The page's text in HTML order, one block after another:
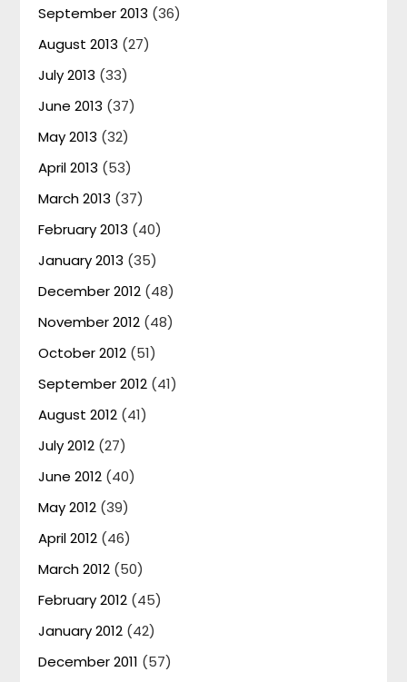
September 2013 (36)
August 2013 (27)
July 2013 (33)
June 2013 (37)
May 2013 (32)
April 2013 (53)
March 2013 (37)
February 2013 (40)
January 2013 (35)
December 2012 (48)
November 2012 (48)
October 2012 (51)
September 2012 (41)
August 2012 (41)
July 2012 (27)
June 2012 (40)
May 2012 (39)
April 2012 (46)
March 2012 (50)
February 2012 (45)
January 2012 (42)
December 2011 (57)